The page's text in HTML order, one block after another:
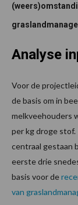
Analyse
Voor de
de basis om in
melkveehouders
per kg droge
centraal gestaan
eerste drie
basis voor de
van